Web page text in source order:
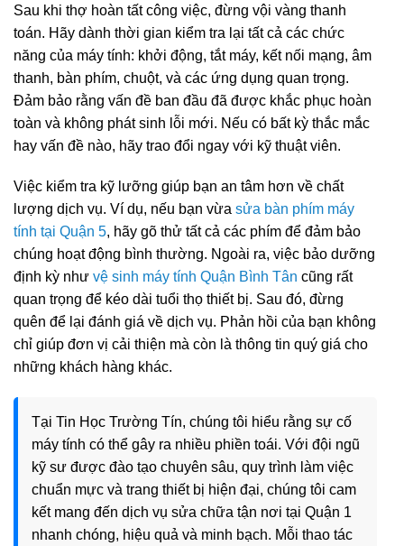
Sau khi thợ hoàn tất công việc, đừng vội vàng thanh
toán. Hãy dành thời gian kiểm tra lại tất cả các chức
năng của máy tính: khởi động, tắt máy, kết nối mạng, âm
thanh, bàn phím, chuột, và các ứng dụng quan trọng.
Đảm bảo rằng vấn đề ban đầu đã được khắc phục hoàn
toàn và không phát sinh lỗi mới. Nếu có bất kỳ thắc mắc
hay vấn đề nào, hãy trao đổi ngay với kỹ thuật viên.
Việc kiểm tra kỹ lưỡng giúp bạn an tâm hơn về chất
lượng dịch vụ. Ví dụ, nếu bạn vừa sửa bàn phím máy
tính tại Quận 5, hãy gõ thử tất cả các phím để đảm bảo
chúng hoạt động bình thường. Ngoài ra, việc bảo dưỡng
định kỳ như vệ sinh máy tính Quận Bình Tân cũng rất
quan trọng để kéo dài tuổi thọ thiết bị. Sau đó, đừng
quên để lại đánh giá về dịch vụ. Phản hồi của bạn không
chỉ giúp đơn vị cải thiện mà còn là thông tin quý giá cho
những khách hàng khác.
Tại Tin Học Trường Tín, chúng tôi hiểu rằng sự cố
máy tính có thể gây ra nhiều phiền toái. Với đội ngũ
kỹ sư được đào tạo chuyên sâu, quy trình làm việc
chuẩn mực và trang thiết bị hiện đại, chúng tôi cam
kết mang đến dịch vụ sửa chữa tận nơi tại Quận 1
nhanh chóng, hiệu quả và minh bạch. Mỗi thao tác